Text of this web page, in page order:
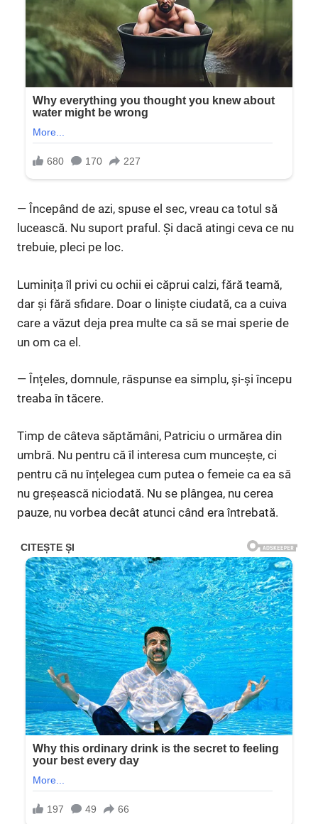
— Începând de azi, spuse el sec, vreau ca totul să
lucească. Nu suport praful. Și dacă atingi ceva ce nu
trebuie, pleci pe loc.
Luminița îl privi cu ochii ei căprui calzi, fără teamă,
dar și fără sfidare. Doar o liniște ciudată, ca a cuiva
care a văzut deja prea multe ca să se mai sperie de
un om ca el.
— Înțeles, domnule, răspunse ea simplu, și-și începu
treaba în tăcere.
Timp de câteva săptămâni, Patriciu o urmărea din
umbră. Nu pentru că îl interesa cum muncește, ci
pentru că nu înțelegea cum putea o femeie ca ea să
nu greșească niciodată. Nu se plângea, nu cerea
pauze, nu vorbea decât atunci când era întrebată.